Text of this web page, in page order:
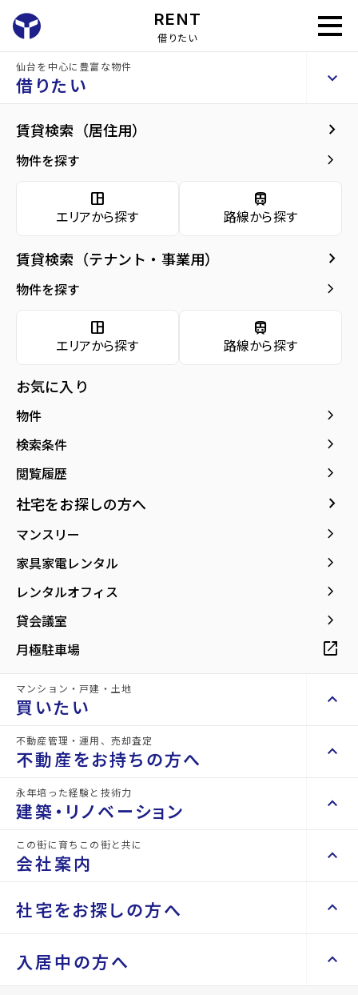
RENT
借りたい
仙台を中心に豊富な物件
借りたい keyboard_arrow_up
賃貸検索（居住用） keyboard_arrow_right
物件を探す keyboard_arrow_right
space_dashboard
エリアから探す
train
路線から探す
賃貸検索（テナント・事業用） keyboard_arrow_right
物件を探す keyboard_arrow_right
space_dashboard
エリアから探す
train
路線から探す
お気に入り
物件 keyboard_arrow_right
検索条件 keyboard_arrow_right
閲覧履歴 keyboard_arrow_right
社宅をお探しの方へ keyboard_arrow_right
マンスリー keyboard_arrow_right
家具家電レンタル keyboard_arrow_right
レンタルオフィス keyboard_arrow_right
貸会議室 keyboard_arrow_right
月極駐車場 open_in_new
マンション・戸建・土地
買いたい keyboard_arrow_up
不動産を買いたい方へ keyboard_arrow_right
space_dashboard
エリアから探す
space_dashboard
土地を探す
不動産管理・運用、売却査定
不動産をお持ちの方へ keyboard_arrow_up
不動産をお持ちの方へ keyboard_arrow_right
山一地所の賃貸管理
不動産を貸すまでの流れ
空き家サポートサービス
不動産を売却したい keyboard_arrow_right
永年培った経験と技術力
建築・リノベーション keyboard_arrow_up
建築・リノベーション keyboard_arrow_right
Renotta（リノッタ） keyboard_arrow_right
この街に育ちこの街と共に
会社案内 keyboard_arrow_up
会社案内 keyboard_arrow_right
会社概要・沿革 keyboard_arrow_right
社宅をお探しの方へ keyboard_arrow_up
社宅をお探しの方へ keyboard_arrow_right
入居中の方へ keyboard_arrow_up
賃貸マンション サニーヒルズ泉中央
建物概要
現在募集中の物件arrow_forward
arrow_forward
地図・周辺環境 arrow_forward
サニーヒルズ泉中央 4階
管理費・共益費
間取り
アクセス
所在地
location_on グーグルマップでみる
築年月
【敷地内駐車場にタイムズカーシェアス
テーションあります！】
詳細情報 details
物件名 サニーヒルズ泉中央
所在地 宮城県仙台市泉区泉中央2丁目
仙台市地下鉄南北線/八乙女駅 徒歩24分